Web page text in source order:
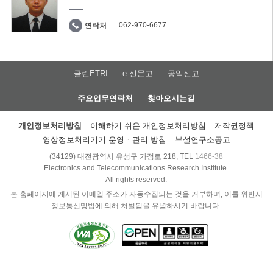
연락처 062-970-6677
클린ETRI e-신문고 공익신고
주요업무연락처 찾아오시는길
개인정보처리방침 이해하기 쉬운 개인정보처리방침
저작권정책
영상정보처리기기 운영ㆍ관리 방침
부설연구소공고
(34129) 대전광역시 유성구 가정로 218, TEL 1466-38
Electronics and Telecommunications Research Institute.
All rights reserved.
본 홈페이지에 게시된 이메일 주소가 자동수집되는 것을 거부하며, 이를 위반시
정보통신망법에 의해 처벌됨을 유념하시기 바랍니다.